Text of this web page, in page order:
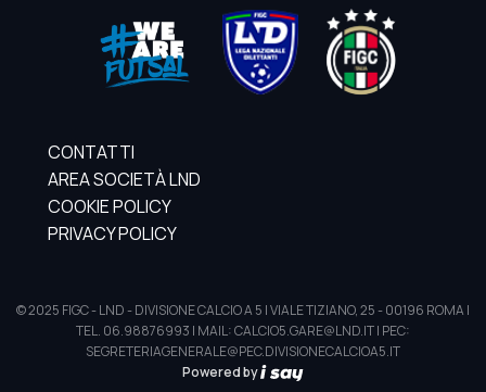
CONTATTI
AREA SOCIETÀ LND
COOKIE POLICY
PRIVACY POLICY
© 2025 FIGC - LND - DIVISIONE CALCIO A 5 | VIALE TIZIANO, 25 - 00196 ROMA |
TEL. 06.98876993 | MAIL: CALCIO5.GARE@LND.IT | PEC:
SEGRETERIAGENERALE@PEC.DIVISIONECALCIOA5.IT
Powered by